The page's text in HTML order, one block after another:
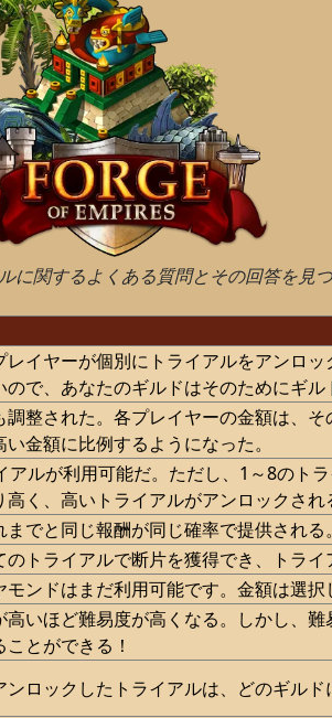
に関するよくある質問とその回答を見
レイヤーが個別にトライアルをアンロ
ので、あなたのギルドはそのためにギル
調整された。各プレイヤーの金額は、
金額に比例するようになった。
アルが利用可能だ。ただし、1～8のト
く、高いトライアルがアンロックされ
までと同じ報酬が同じ確率で提供される
のトライアルで断片を獲得でき、トライ
モンドはまだ利用可能です。金額は選択
高いほど難易度が高くなる。しかし、
ことができる！
ンロックしたトライアルは、どのギルド